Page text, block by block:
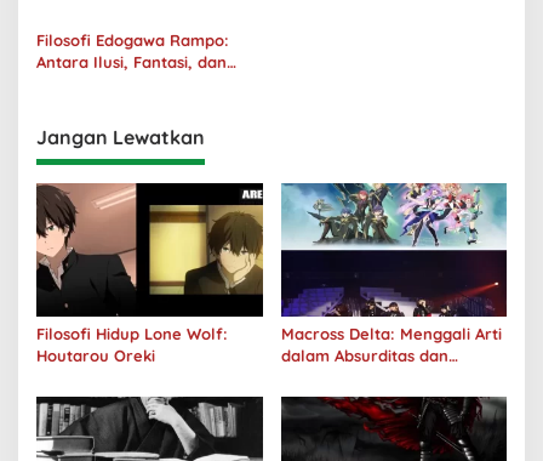
Filosofi Edogawa Rampo:
Antara Ilusi, Fantasi, dan
Jangan Lewatkan
Filosofi Hidup Lone Wolf:
Houtarou Oreki
Macross Delta: Menggali Arti
dalam Absurditas dan